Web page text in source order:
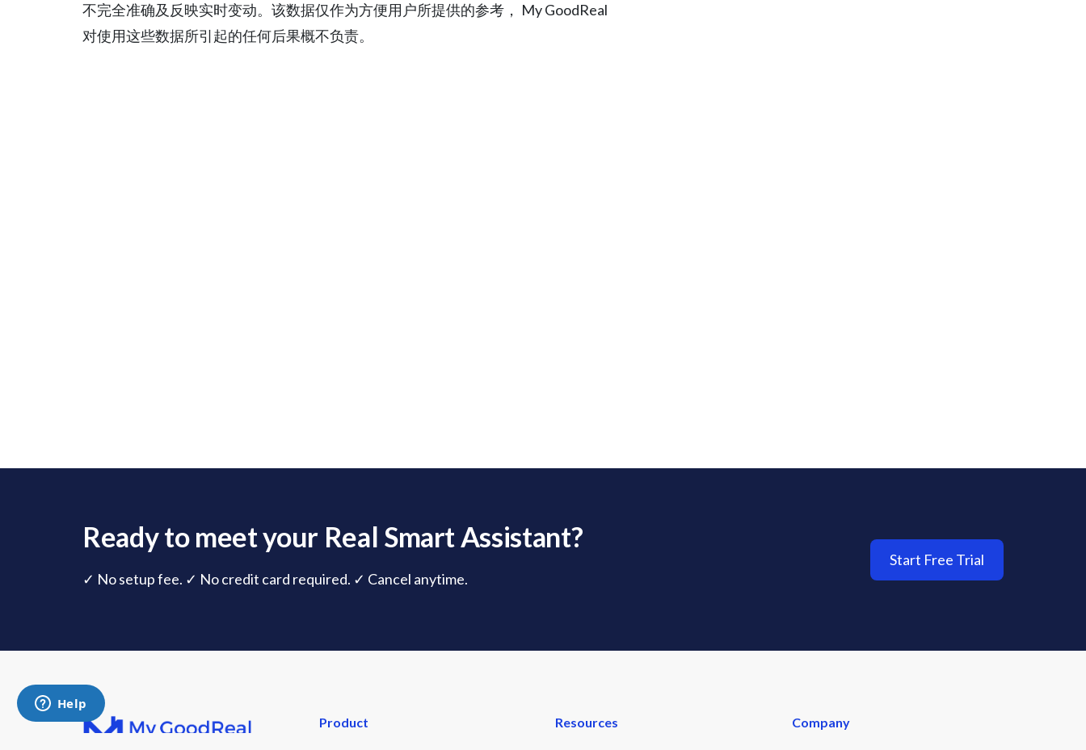
不完全准确及反映实时变动。该数据仅作为方便用户所提供的参考， My GoodReal
对使用这些数据所引起的任何后果概不负责。
Ready to meet your Real Smart Assistant?
✓ No setup fee. ✓ No credit card required. ✓ Cancel anytime.
Start Free Trial
Product
Resources
Company